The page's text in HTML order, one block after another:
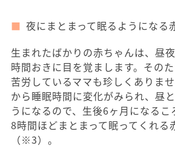
夜にまとまって眠るようになる
生まれたばかりの赤ちゃんは、昼
時間おきに目を覚まします。その
苦労しているママも珍しくありま
から睡眠時間に変化がみられ、昼
うになるので、生後6ヶ月になる
8時間ほどまとまって眠ってくれる
（※3）。